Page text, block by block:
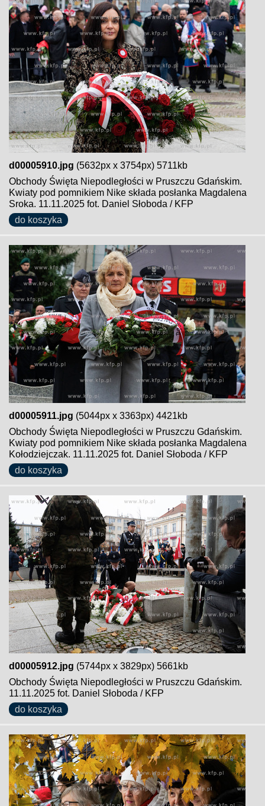
d00005910.jpg (5632px x 3754px) 5711kb
Obchody Święta Niepodległości w Pruszczu Gdańskim.
Kwiaty pod pomnikiem Nike składa posłanka Magdalena
Sroka. 11.11.2025 fot. Daniel Słoboda / KFP
do koszyka
d00005911.jpg (5044px x 3363px) 4421kb
Obchody Święta Niepodległości w Pruszczu Gdańskim.
Kwiaty pod pomnikiem Nike składa posłanka Magdalena
Kołodziejczak. 11.11.2025 fot. Daniel Słoboda / KFP
do koszyka
d00005912.jpg (5744px x 3829px) 5661kb
Obchody Święta Niepodległości w Pruszczu Gdańskim.
11.11.2025 fot. Daniel Słoboda / KFP
do koszyka